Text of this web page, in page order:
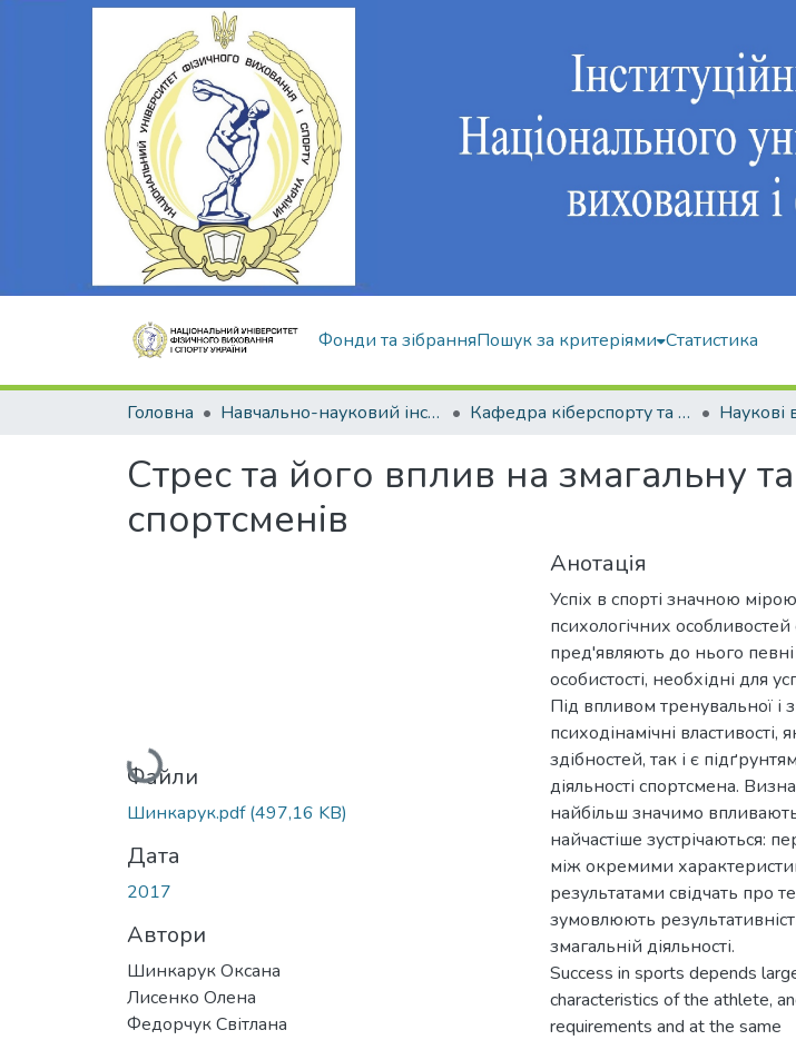
Фонди та зібранняПошук за критеріями Статистика
Головна Навчально-науковий інститут здоров'я, реабілітації та фізичного виховання Кафедра кіберспорту та інформаційних технологій Наукові
Стрес та його вплив на змагальну
спортсменів
Вантажиться...
Файли
Шинкарук.pdf(497,16 KB)
Дата
2017
Автори
Шинкарук Оксана
Лисенко Олена
Федорчук Світлана
Анотація
Успіх в спорті значною
психологічних
пред'являють до нього
особистості, необхідні для
Під впливом тренувальної і
психодінамічні
здібностей, так і є
діяльності спортсмена.
найбільш значимо впливають
найчастіше зустрічаються:
між окремими
результатами свідчать про
зумовлюють
змагальній діяльності.
Success in sports depends
characteristics of the athlete,
requirements and at the same